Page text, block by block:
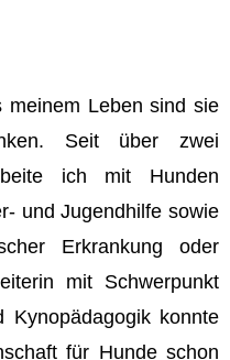
meinem Leben sind sie
Seit über zwei
ich mit Hunden
und Jugendhilfe sowie
Erkrankung oder
mit Schwerpunkt
Kynopädagogik konnte
für Hunde schon